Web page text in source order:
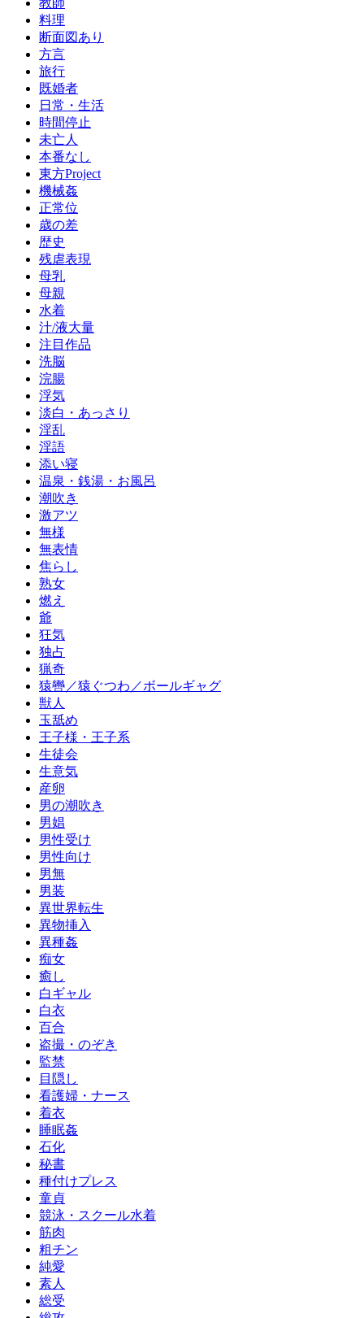
教師
料理
断面図あり
方言
旅行
既婚者
日常・生活
時間停止
未亡人
本番なし
東方Project
機械姦
正常位
歳の差
歴史
残虐表現
母乳
母親
水着
汁/液大量
注目作品
洗脳
浣腸
浮気
淡白・あっさり
淫乱
淫語
添い寝
温泉・銭湯・お風呂
潮吹き
激アツ
無様
無表情
焦らし
熟女
燃え
爺
狂気
独占
猟奇
猿轡／猿ぐつわ／ボールギャグ
獣人
玉舐め
王子様・王子系
生徒会
生意気
産卵
男の潮吹き
男娼
男性受け
男性向け
男無
男装
異世界転生
異物挿入
異種姦
痴女
癒し
白ギャル
白衣
百合
盗撮・のぞき
監禁
目隠し
看護婦・ナース
着衣
睡眠姦
石化
秘書
種付けプレス
童貞
競泳・スクール水着
筋肉
粗チン
純愛
素人
総受